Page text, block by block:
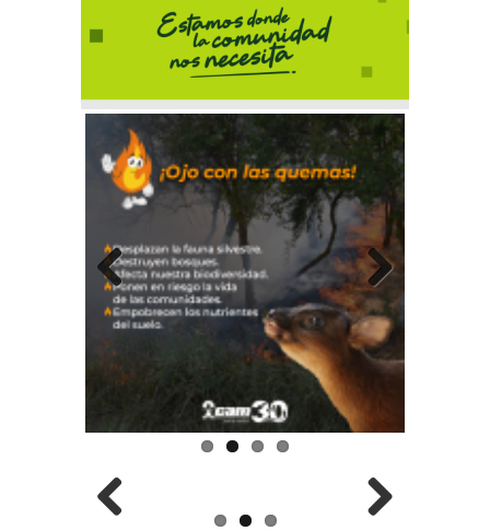
Previous Next